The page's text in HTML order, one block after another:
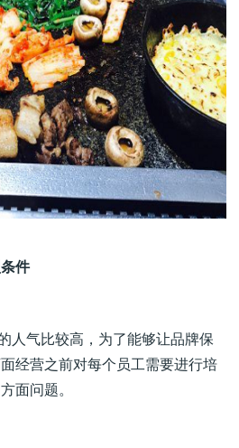
件
人气比较高，为了能够让品牌保
经营之前对每个员工需要进行培
面问题。